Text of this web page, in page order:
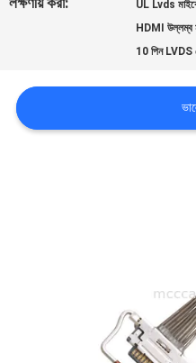
মামলা
UL Lvds
HDMI উল্লম্ব
10 পিন LVDS